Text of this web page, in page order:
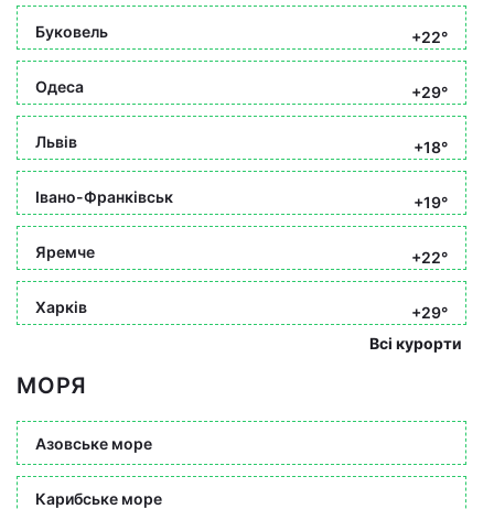
Буковель +22°
Одеса +29°
Львів +18°
Івано-Франківськ +19°
Яремче +22°
Харків
+29°
Всі курорти
МОРЯ
Азовське море
Карибське море